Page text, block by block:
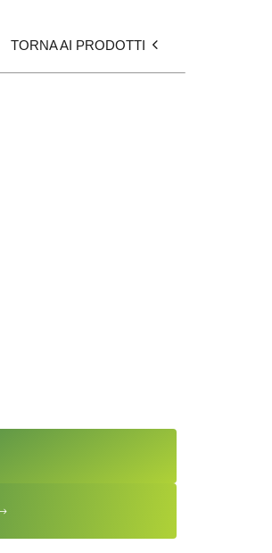
TORNA AI PRODOTTI